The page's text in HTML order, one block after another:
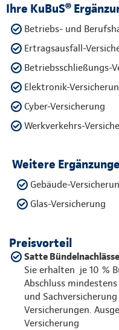
Ihre KuBuS®
Betriebs- und
Ertragsausfall-
Betriebsschließungs-
Elektronik-
Cyber-Versicherung
Werkverkehrs-
Weitere
Gebäude-
Glas-Versicherung
Preisvorteil
Satte Bündelnachlässe
Sie erhalten je 10 %
Abschluss
und
Versicherungen.
Versicherung